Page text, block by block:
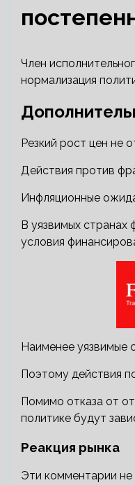
Член
нормализация
Резкий рост цен не
Действия против
Инфляционные
В уязвимых странах
условия
Наименее уязвимые
Поэтому действия
Помимо отказа от
политике будут
Реакция рынка
Эти комментарии не